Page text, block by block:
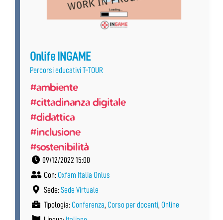
Onlife INGAME
Percorsi educativi T-TOUR
#ambiente
#cittadinanza digitale
#didattica
#inclusione
#sostenibilità
09/12/2022 15:00
Con: Oxfam Italia Onlus
Sede: Sede Virtuale
Tipologia: Conferenza, Corso per docenti, Online